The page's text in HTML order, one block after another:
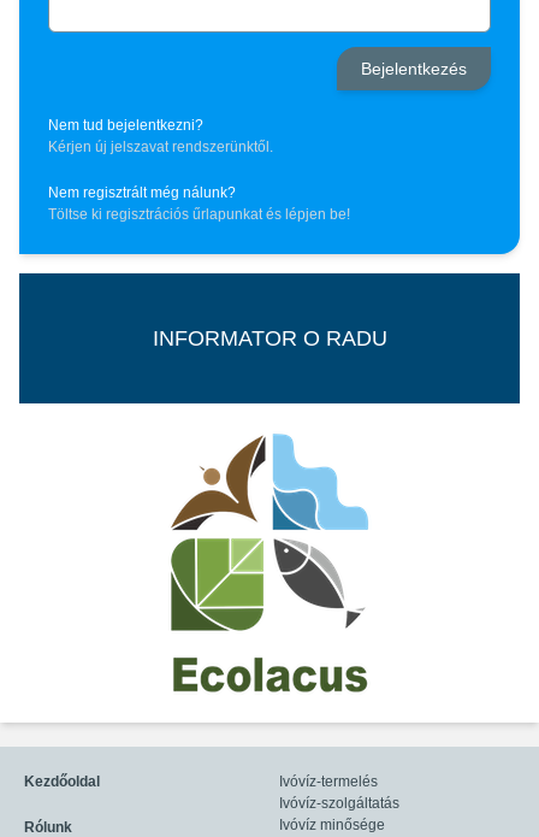
Nem tud bejelentkezni?
Kérjen új jelszavat rendszerünktől.
Nem regisztrált még nálunk?
Töltse ki regisztrációs űrlapunkat és lépjen be!
INFORMATOR O RADU
Kezdőoldal
Rólunk
Ivóvíz-termelés
Ivóvíz-szolgáltatás
Ivóvíz minősége